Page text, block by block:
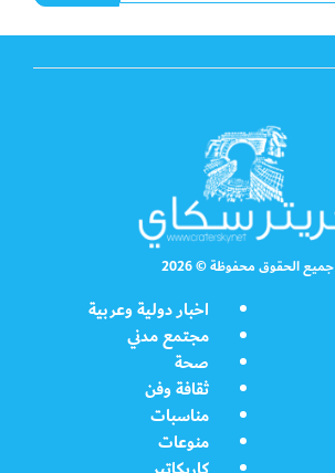
جميع الحقوق محفوظة © 2026
اخبار دولية وعربية
مجتمع مدني
صحة
ثقافة وفن
مناسبات
منوعات